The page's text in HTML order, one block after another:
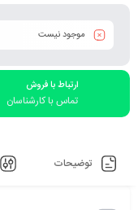
موجود نیست
ارتباط با فروش
تماس با کارشناسان
توضیحات